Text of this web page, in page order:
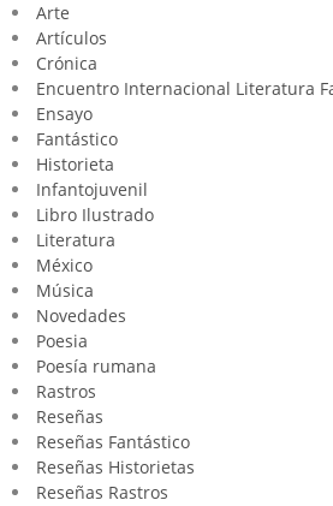
Arte
Artículos
Crónica
Encuentro Internacional Literatura
Ensayo
Fantástico
Historieta
Infantojuvenil
Libro Ilustrado
Literatura
México
Música
Novedades
Poesia
Poesía rumana
Rastros
Reseñas
Reseñas Fantástico
Reseñas Historietas
Reseñas Rastros